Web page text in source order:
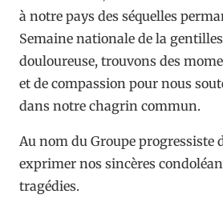
à notre pays des séquelles
Semaine nationale de la
douloureuse, trouvons des
et de compassion pour nous
dans notre chagrin commun.
Au nom du Groupe progressiste
exprimer nos sincères
tragédies.